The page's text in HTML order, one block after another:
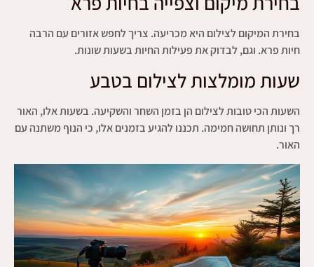
בחירת המיקום לצילום היא מכריעה. צריך לחפש אזורים עם הרבה
חיות פרא. וגם, לבדוק את פעילות החיות בשעות שונות.
שעות מומלצות לצילום בטבע
השעות הכי טובות לצילום הן בזמן השחר והשקיעה. בשעות אלו, האור
רך ונותן תחושה חמימה. תכננו להגיע בזמנים אלו, כי הנוף משתנה עם
האור.